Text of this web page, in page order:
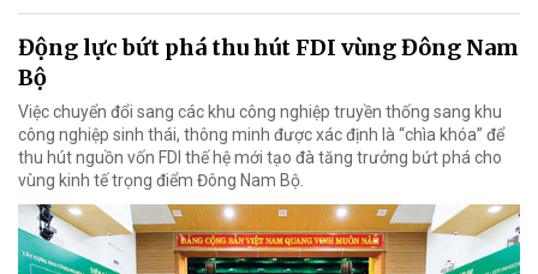
Động lực bứt phá thu hút FDI vùng Đông Nam
Bộ
Việc chuyển đổi sang các khu công nghiệp truyền thống sang khu
công nghiệp sinh thái, thông minh được xác định là “chìa khóa” để
thu hút nguồn vốn FDI thế hệ mới tạo đà tăng trưởng bứt phá cho
vùng kinh tế trọng điểm Đông Nam Bộ.